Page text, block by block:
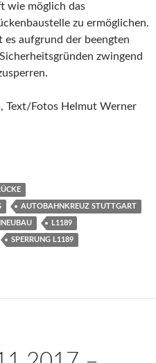
wie möglich das
zu ermöglichen.
es aufgrund der beengten
zwingend
Text/Fotos Helmut Werner
AUTOBAHNKREUZ STUTTGART
L1189
SPERRUNG L1189